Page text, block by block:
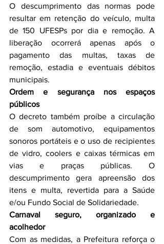
O descumprimento das normas pode
resultar em retenção do veículo, multa
de 150 UFESPs por dia e remoção. A
liberação ocorrerá apenas após o
pagamento das multas, taxas de
remoção, estadia e eventuais débitos
municipais.
Ordem e segurança nos espaços
públicos
O decreto também proíbe a circulação
de som automotivo, equipamentos
sonoros portáteis e o uso de recipientes
de vidro, coolers e caixas térmicas em
vias e praças públicas. O
descumprimento gera apreensão dos
itens e multa, revertida para a Saúde
e/ou Fundo Social de Solidariedade.
Carnaval seguro, organizado e
acolhedor
Com as medidas, a Prefeitura reforça o